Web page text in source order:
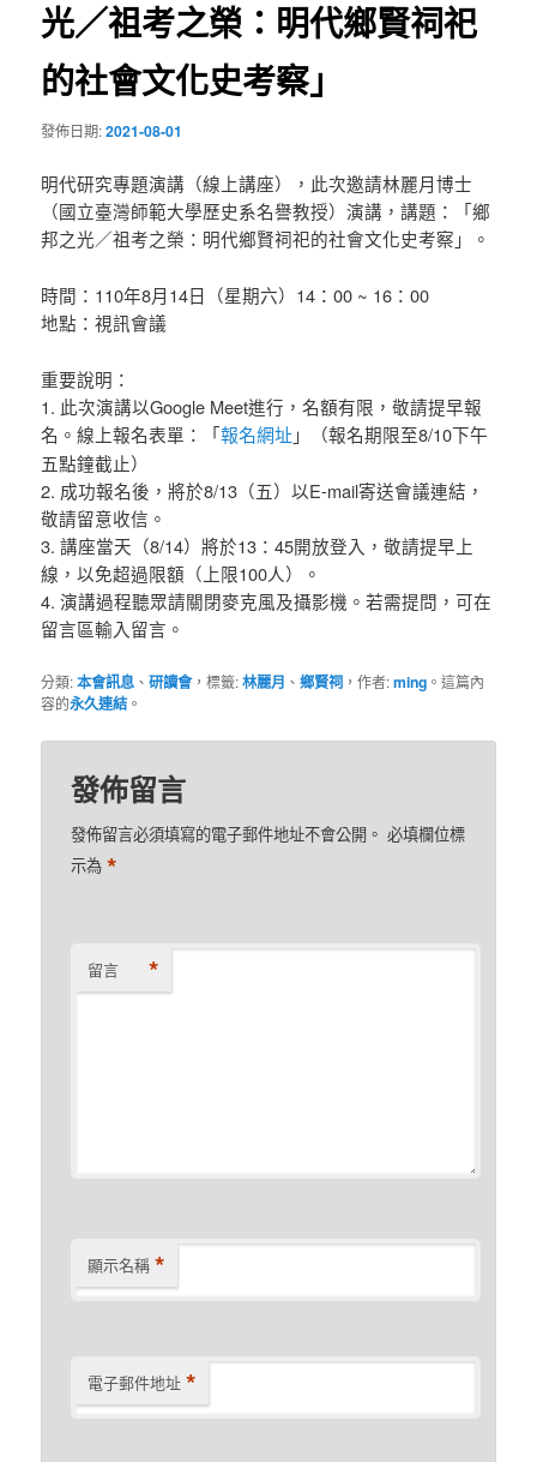
光／祖考之榮：明代鄉賢祠祀
的社會文化史考察」
發佈日期:2021-08-01
明代研究專題演講（線上講座），此次邀請林麗月博士
（國立臺灣師範大學歷史系名譽教授）演講，講題：「鄉
邦之光／祖考之榮：明代鄉賢祠祀的社會文化史考察」。
時間：110年8月14日（星期六）14：00 ~ 16：00
地點：視訊會議
重要說明：
1. 此次演講以Google Meet進行，名額有限，敬請提早報
名。線上報名表單：「報名網址」（報名期限至8/10下午
五點鐘截止）
2. 成功報名後，將於8/13（五）以E-mail寄送會議連結，
敬請留意收信。
3. 講座當天（8/14）將於13：45開放登入，敬請提早上
線，以免超過限額（上限100人）。
4. 演講過程聽眾請關閉麥克風及攝影機。若需提問，可在
留言區輸入留言。
分類:本會訊息 、研讀會，標籤:林麗月 、鄉賢祠 ，作者:ming 。這篇內
容的永久連結。
發佈留言
發佈留言必須填寫的電子郵件地址不會公開。 必填欄位標
示為 *
留言 *
顯示名稱 *
電子郵件地址 *